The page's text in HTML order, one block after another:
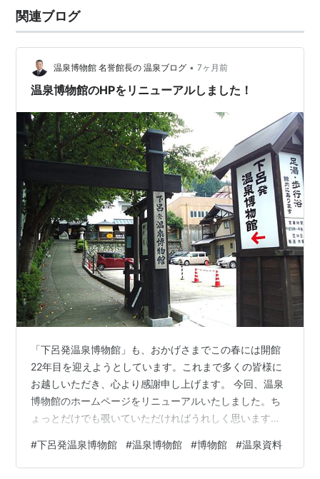
関連ブログ
温泉博物館 名誉館長の 温泉ブログ • 7ヶ月前
温泉博物館のHPをリニューアルしました！
「下呂発温泉博物館」も、おかげさまでこの春には開館
22年目を迎えようとしています。これまで多くの皆様に
お越しいただき、心より感謝申し上げます。 今回、温泉
博物館のホームページをリニューアルいたしました。ち
ょっとだけでも覗いていただければうれしく思います。
少しだけ紹介させていただきます。 温泉博物館へのエン
トランス 下呂発温泉博物館の建物の外観 温泉が湧き出す
#下呂発温泉博物館 #温泉博物館 #博物館 #温泉資料